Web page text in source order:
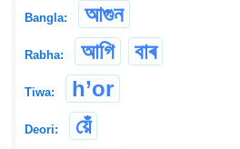
Bangla: আগুন
Rabha: আগি বাৰ
Tiwa: h’or
Deori: য়েঁ